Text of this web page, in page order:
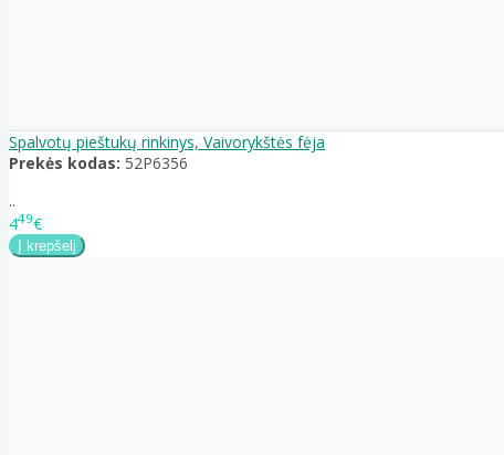
Spalvotų pieštukų rinkinys, Vaivorykštės fėja
Prekės kodas: 52P6356
..
449€